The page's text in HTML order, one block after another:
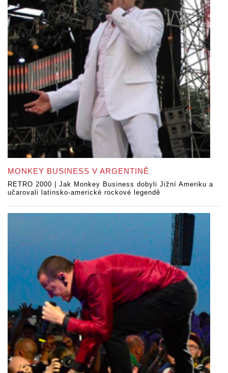
MONKEY BUSINESS V ARGENTINĚ
RETRO 2000 | Jak Monkey Business dobyli Jižní Ameriku a
učarovali latinsko-americké rockové legendě